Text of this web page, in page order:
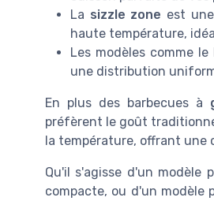
La sizzle zone est
haute température,
Les modèles comme le
une distribution
En plus des barbecues à
préfèrent le goût
la température, offrant une
Qu'il s'agisse d'un modèle
compacte, ou d'un modèle